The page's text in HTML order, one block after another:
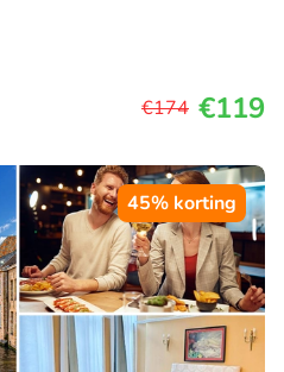
€174 €119
45% korting